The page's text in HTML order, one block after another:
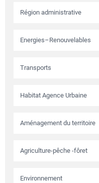
Région administrative
Energies–Renouvelables
Transports
Habitat Agence Urbaine
Aménagement du territoire
Agriculture-pêche -fôret
Environnement